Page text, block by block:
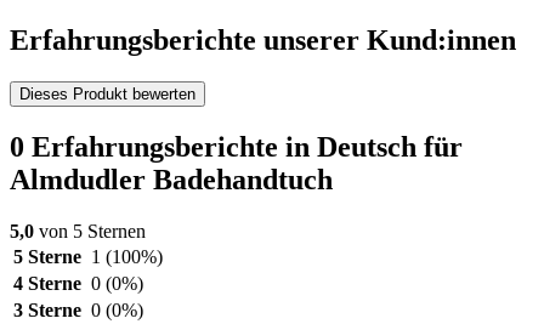
Erfahrungsberichte unserer Kund:innen
Dieses Produkt bewerten
0 Erfahrungsberichte in Deutsch für
Almdudler Badehandtuch
5,0 von 5 Sternen
5 Sterne 1 (100%)
4 Sterne 0 (0%)
3 Sterne 0 (0%)